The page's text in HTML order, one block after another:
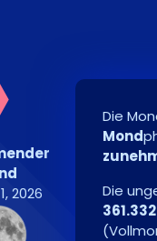
2026
Die
Mond
Die
(